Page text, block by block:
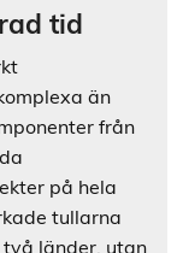
tid
än
från
på hela
tullarna
två länder, utan